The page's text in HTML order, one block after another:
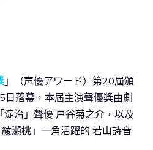
」（声優アワード）第20屆頒
落幕，本屆主演聲優獎由劇
治」聲優 戸谷菊之介，以及
瀨桃」一角活躍的 若山詩音